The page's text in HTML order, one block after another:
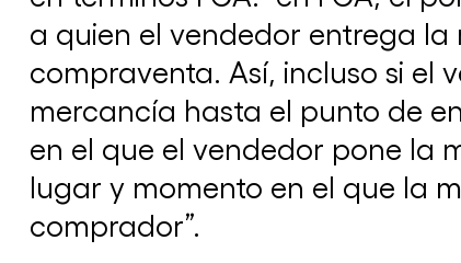
a quien el vendedor entrega
compraventa. Así, incluso si
mercancía hasta el punto de
en el que el vendedor pone la
lugar y momento en el que la
comprador”.